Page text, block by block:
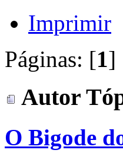
Imprimir
Páginas: [1]
Autor
O Bigode